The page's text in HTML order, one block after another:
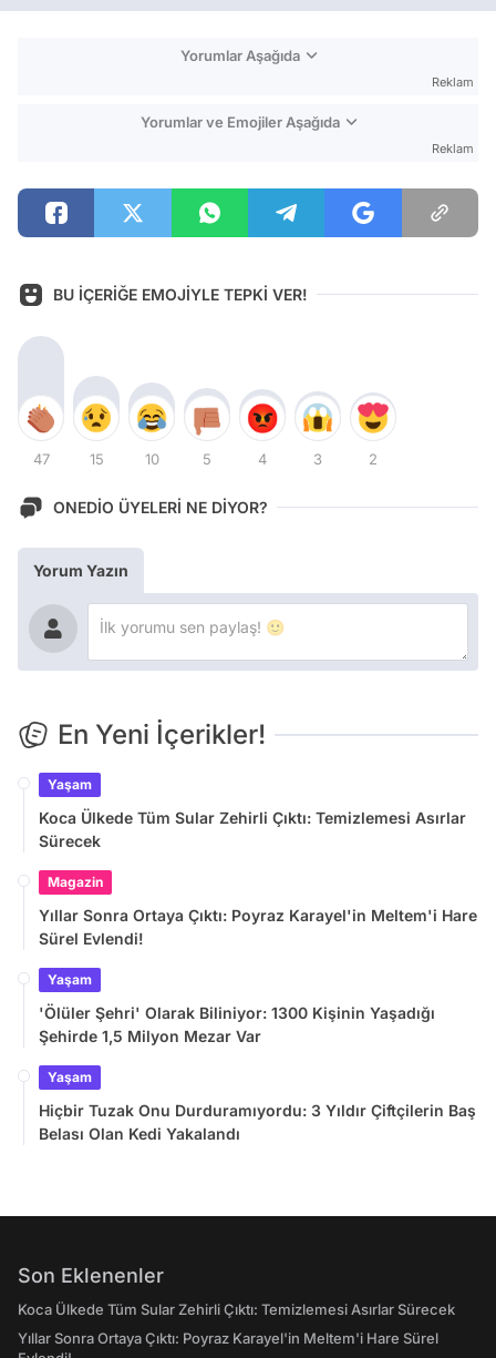
Yorumlar Aşağıda
Reklam
Yorumlar ve Emojiler Aşağıda
Reklam
BU İÇERİĞE EMOJİYLE TEPKİ VER!
47 15 10 5 4 3 2
ONEDİO ÜYELERİ NE DİYOR?
Yorum Yazın
En Yeni İçerikler!
Yaşam
Koca Ülkede Tüm Sular Zehirli Çıktı: Temizlemesi Asırlar
Sürecek
Magazin
Yıllar Sonra Ortaya Çıktı: Poyraz Karayel'in Meltem'i Hare
Sürel Evlendi!
Yaşam
'Ölüler Şehri' Olarak Biliniyor: 1300 Kişinin Yaşadığı
Şehirde 1,5 Milyon Mezar Var
Yaşam
Hiçbir Tuzak Onu Durduramıyordu: 3 Yıldır Çiftçilerin Baş
Belası Olan Kedi Yakalandı
Son Eklenenler
Koca Ülkede Tüm Sular Zehirli Çıktı: Temizlemesi Asırlar Sürecek
Yıllar Sonra Ortaya Çıktı: Poyraz Karayel'in Meltem'i Hare Sürel